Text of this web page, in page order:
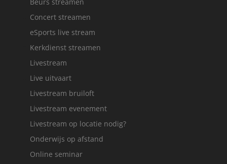
Beurs streamen
Concert streamen
eSports live stream
Kerkdienst streamen
Livestream
Live uitvaart
Livestream bruiloft
Livestream evenement
Livestream op locatie nodig?
Onderwijs op afstand
Online seminar